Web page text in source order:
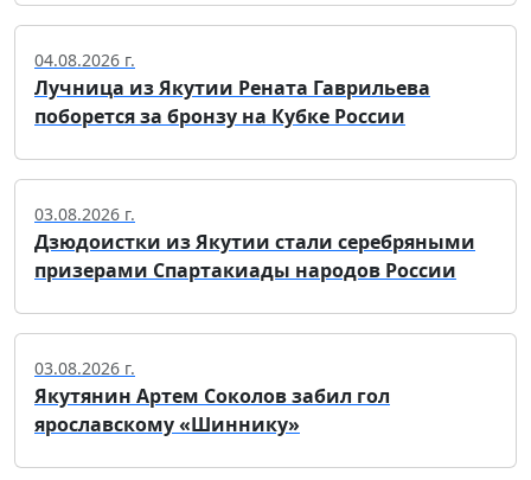
04.08.2026 г.
Лучница из Якутии Рената Гаврильева
поборется за бронзу на Кубке России
03.08.2026 г.
Дзюдоистки из Якутии стали серебряными
призерами Спартакиады народов России
03.08.2026 г.
Якутянин Артем Соколов забил гол
ярославскому «Шиннику»